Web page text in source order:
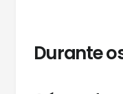
Durante